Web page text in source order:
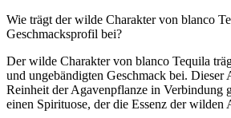
Wie trägt der wilde Charakter von blanco
Geschmacksprofil bei?
Der wilde Charakter von blanco Tequila
und ungebändigten Geschmack bei.
Reinheit der Agavenpflanze in Verbindung
einen Spirituose, der die Essenz der wilden